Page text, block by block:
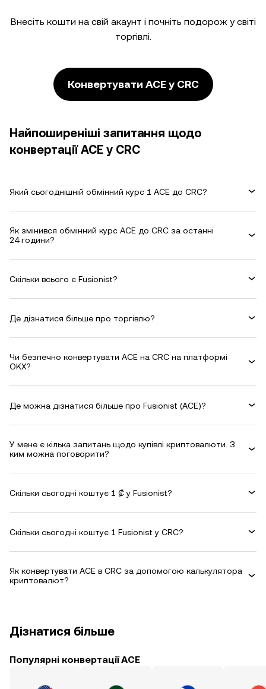
Внесіть кошти на свій акаунт і почніть подорож у світі
торгівлі.
Конвертувати ACE у CRC
Найпоширеніші запитання щодо
конвертації ACE у CRC
Який сьогоднішній обмінний курс 1 ACE до CRC?
Як змінився обмінний курс ACE до CRC за останні
24 години?
Скільки всього є Fusionist?
Де дізнатися більше про торгівлю?
Чи безпечно конвертувати ACE на CRC на платформі
OKX?
Де можна дізнатися більше про Fusionist (ACE)?
У мене є кілька запитань щодо купівлі криптовалюти. З
ким можна поговорити?
Скільки сьогодні коштує 1 ₡ у Fusionist?
Скільки сьогодні коштує 1 Fusionist у CRC?
Як конвертувати ACE в CRC за допомогою калькулятора
криптовалют?
Дізнатися більше
Популярні конвертації ACE